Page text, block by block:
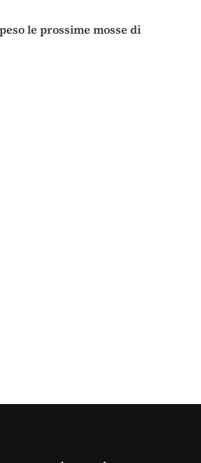
le prossime mosse di